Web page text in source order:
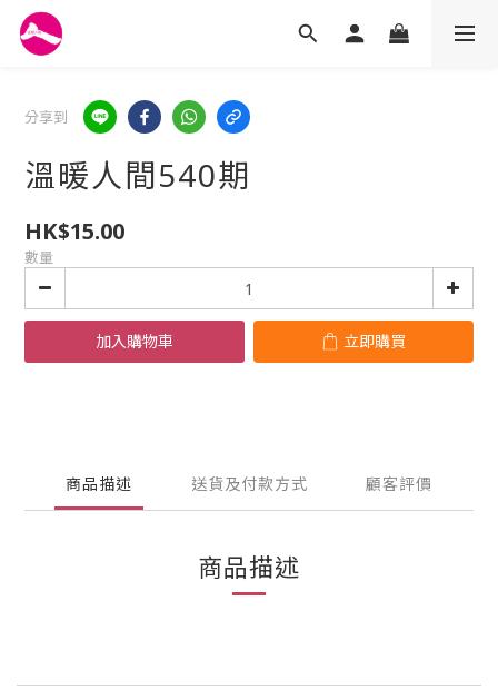
分享到
溫暖人間540期
HK$15.00
數量
加入購物車 立即購買
商品描述 送貨及付款方式 顧客評價
商品描述